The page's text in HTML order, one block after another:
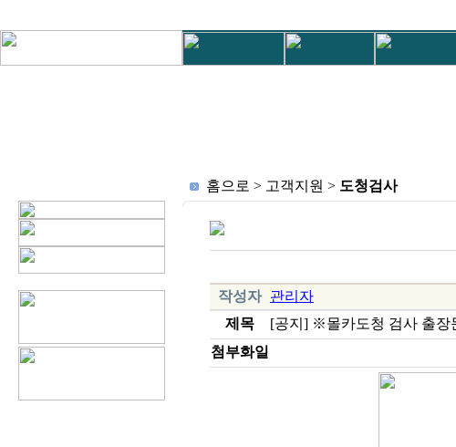
홈으로 > 고객지원 > 도청검사
작성자 관리자
제목
[공지] ※몰카도청 검사 출
첨부화일